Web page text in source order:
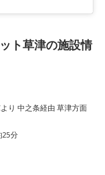
ト草津の施設情
り 中之条経由 草津方面
25分